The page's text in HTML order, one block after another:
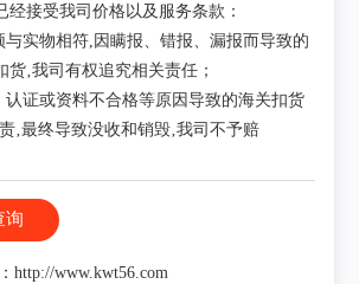
经接受我司价格以及服务条款：
与实物相符,因瞒报、错报、漏报而导致的
货‚我司有权追究相关责任；
认证或资料不合格等原因导致的海关扣货
‚最终导致没收和销毁‚我司不予赔
询
http://www.kwt56.com